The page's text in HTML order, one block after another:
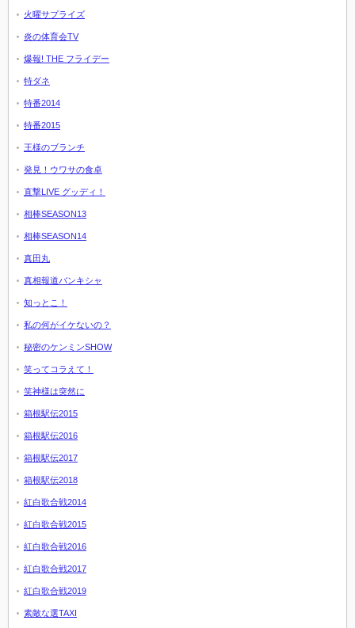
火曜サプライズ
炎の体育会TV
爆報! THE フライデー
特ダネ
特番2014
特番2015
王様のブランチ
発見！ウワサの食卓
直撃LIVE グッディ！
相棒SEASON13
相棒SEASON14
真田丸
真相報道バンキシャ
知っとこ！
私の何がイケないの？
秘密のケンミンSHOW
笑ってコラえて！
笑神様は突然に
箱根駅伝2015
箱根駅伝2016
箱根駅伝2017
箱根駅伝2018
紅白歌合戦2014
紅白歌合戦2015
紅白歌合戦2016
紅白歌合戦2017
紅白歌合戦2019
素敵な選TAXI